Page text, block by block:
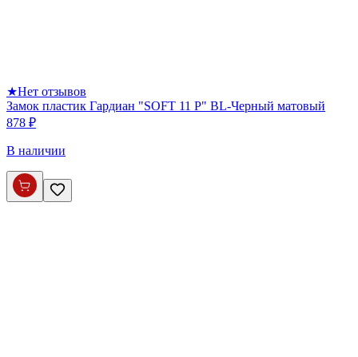
★Нет отзывов
Замок пластик Гардиан "SOFT 11 P" BL-Черный матовый
878 ₽
В наличии